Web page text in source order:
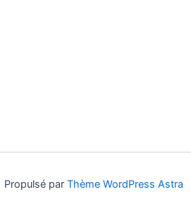
par Thème WordPress Astra